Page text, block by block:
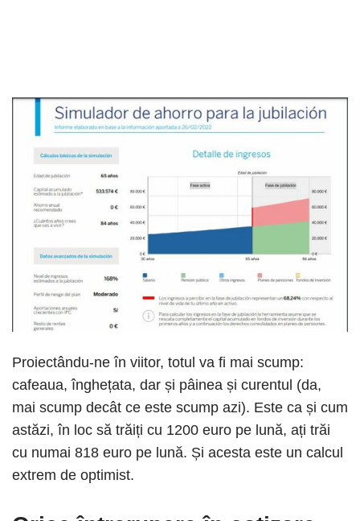
Proiectându-ne în viitor, totul va fi mai scump:
cafeaua, înghețata, dar și pâinea și curentul (da,
mai scump decât ce este scump azi). Este ca și cum
astăzi, în loc să trăiți cu 1200 euro pe lună, ați trăi
cu numai 818 euro pe lună. Și acesta este un calcul
extrem de optimist.